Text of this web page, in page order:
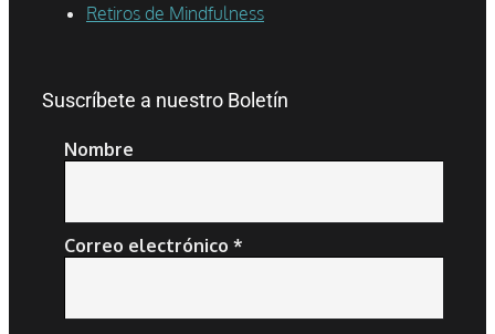
Retiros de Mindfulness
Suscríbete a nuestro Boletín
Nombre
Correo electrónico *